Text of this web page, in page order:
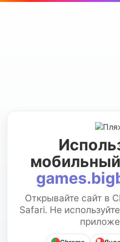
Открывайте сайт в
Safari. Не